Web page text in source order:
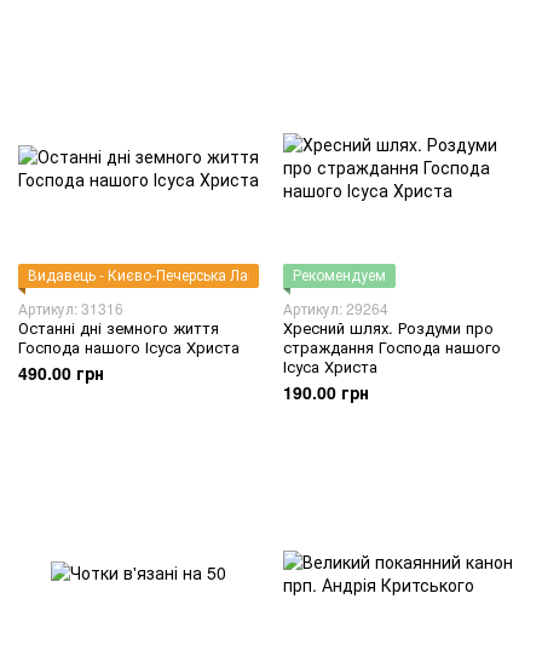
Видавець - Києво-Печерська Лавра
Артикул: 31316
Останні дні земного життя
Господа нашого Ісуса Христа
490.00 грн
Рекомендуем
Артикул: 29264
Хресний шлях. Роздуми про
страждання Господа нашого
Ісуса Христа
190.00 грн